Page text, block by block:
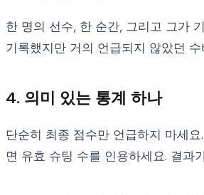
한 명의 선수, 한 순간, 그리고 그가
기록했지만 거의 언급되지 않았던
4. 의미 있는 통계 하나
단순히 최종 점수만 언급하지 마세
면 유효 슈팅 수를 인용하세요. 결과